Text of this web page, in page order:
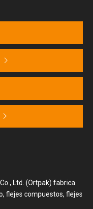
Ltd. (Ortpak) fabrica
flejes compuestos, flejes